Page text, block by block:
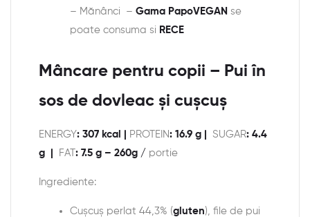
– Mănânci – Gama PapoVEGAN se
poate consuma si RECE
Mâncare pentru copii – Pui în
sos de dovleac și cușcuș
ENERGY: 307 kcal | PROTEIN: 16.9 g | SUGAR: 4.4
g |
FAT : 7.5 g – 260g / portie
Ingrediente:
Cușcuș perlat 44,3% (gluten), file de pui